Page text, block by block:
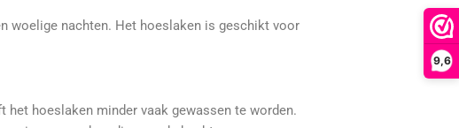
9,6
woelige nachten. Het hoeslaken is geschikt voor
hoeslaken minder vaak gewassen te worden.